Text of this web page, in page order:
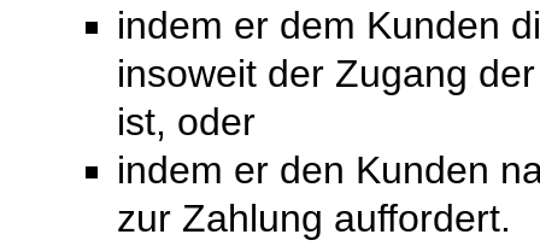
indem er dem Kunden
insoweit der Zugang
ist, oder
indem er den Kunden
zur Zahlung auffordert.